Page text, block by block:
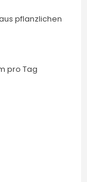
pflanzlichen
pro Tag